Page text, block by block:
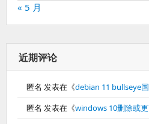
« 5 月
近期评论
匿名 发表在《debian 11 bullseye
匿名 发表在《windows 10删除或